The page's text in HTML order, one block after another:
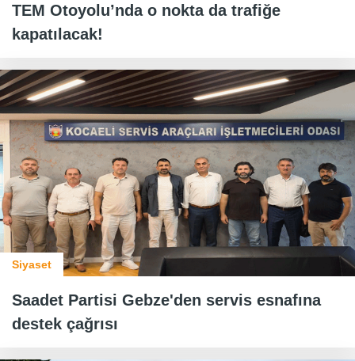
TEM Otoyolu’nda o nokta da trafiğe
kapatılacak!
Siyaset
Saadet Partisi Gebze'den servis esnafına
destek çağrısı